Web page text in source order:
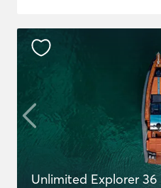
Unlimited Explorer 36